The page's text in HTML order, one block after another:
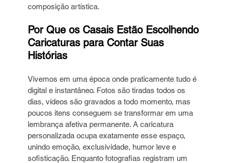
composição artística.
Por Que os Casais Estão Escolhendo
Caricaturas para Contar Suas
Histórias
Vivemos em uma época onde praticamente tudo é
digital e instantâneo. Fotos são tiradas todos os
dias, vídeos são gravados a todo momento, mas
poucos itens conseguem se transformar em uma
lembrança afetiva permanente. A caricatura
personalizada ocupa exatamente esse espaço,
unindo emoção, exclusividade, humor leve e
sofisticação. Enquanto fotografias registram um